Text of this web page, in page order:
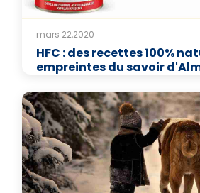
mars 22,2020
HFC : des recettes 100%
empreintes du savoir